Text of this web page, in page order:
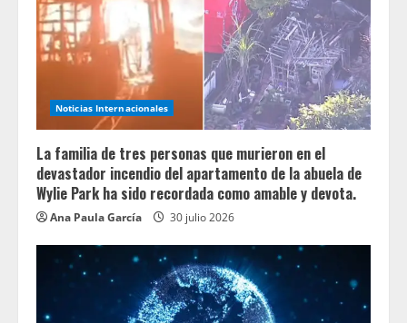
Noticias Internacionales
La familia de tres personas que murieron en el
devastador incendio del apartamento de la abuela de
Wylie Park ha sido recordada como amable y devota.
Ana Paula García 30 julio 2026